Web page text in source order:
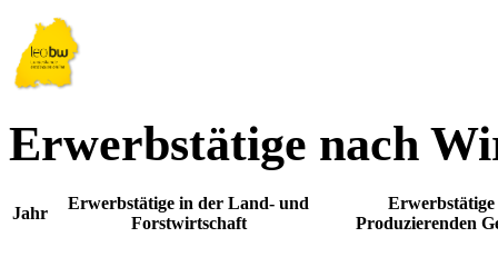
Erwerbstätige nach
Jahr
Erwerbstätige in der Land- und
Forstwirtschaft
Erwerbstätige
Produzierenden